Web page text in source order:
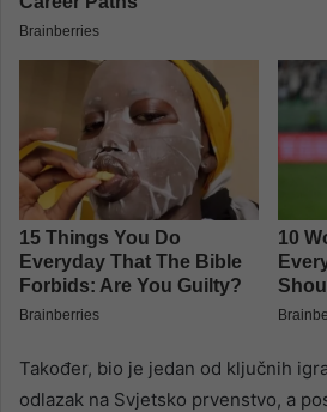
Također, bio je jedan od ključnih
odlazak na Svjetsko prvenstvo, a